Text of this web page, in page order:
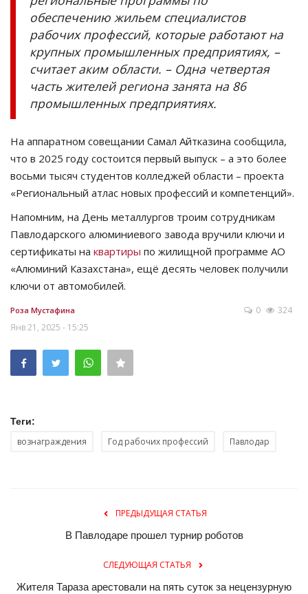
обеспечению жильем специалистов
рабочих профессий, которые работают на
крупных промышленных предприятиях, –
считает аким области. – Одна четвертая
часть жителей региона занята на 86
промышленных предприятиях.
На аппаратном совещании Самал Айтказина сообщила,
что в 2025 году состоится первый выпуск – а это более
восьми тысяч студентов колледжей области – проекта
«Региональный атлас новых профессий и компетенций».
Напомним, на День металлургов троим сотрудникам
Павлодарского алюминиевого завода вручили ключи и
сертификаты на квартиры по жилищной программе АО
«Алюминий Казахстана», ещё десять человек получили
ключи от автомобилей.
Роза Мустафина
Янв 21, 2025 - 15:25
0 324
Теги:
вознаграждения Год рабочих профессий Павлодар
ПРЕДЫДУЩАЯ СТАТЬЯ
В Павлодаре прошел турнир роботов
СЛЕДУЮЩАЯ СТАТЬЯ
Жителя Тараза арестовали на пять суток за нецензурную